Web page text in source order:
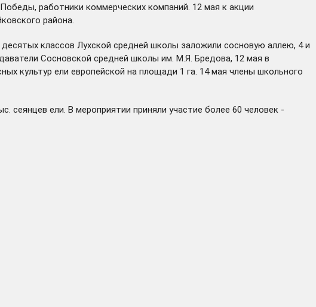
работники коммерческих компаний. 12 мая к акции
района.
классов Лухской средней школы заложили сосновую аллею, 4 и
Сосновской средней школы им. М.Я. Бредова, 12 мая в
культур ели европейской на площади 1 га. 14 мая члены школьного
ели. В мероприятии приняли участие более 60 человек -